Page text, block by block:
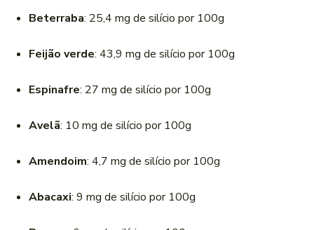
Beterraba: 25,4 mg de silício por 100g
Feijão verde: 43,9 mg de silício por 100g
Espinafre: 27 mg de silício por 100g
Avelã: 10 mg de silício por 100g
Amendoim: 4,7 mg de silício por 100g
Abacaxi: 9 mg de silício por 100g